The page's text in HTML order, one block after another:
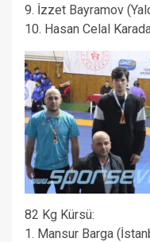
9. İzzet Bayramov
10. Hasan Celal
82 Kg Kürsü:
1. Mansur Barga